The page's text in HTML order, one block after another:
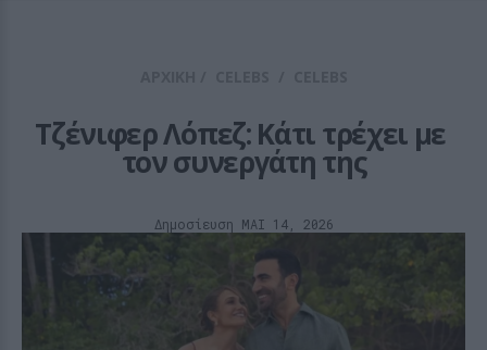
Τζένιφερ Λόπεζ: Κάτι τρέχει με
τον συνεργάτη της
Δημοσίευση ΜΑΙ 14, 2026